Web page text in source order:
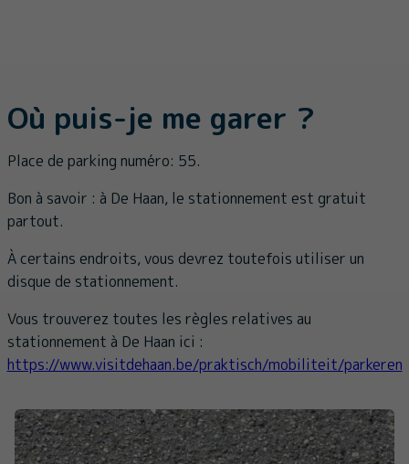
Où puis-je me garer ?
Place de parking numéro: 55.
Bon à savoir : à De Haan, le stationnement est gratuit
partout.
À certains endroits, vous devrez toutefois utiliser un
disque de stationnement.
Vous trouverez toutes les règles relatives au
stationnement à De Haan ici :
https://www.visitdehaan.be/praktisch/mobiliteit/parkeren